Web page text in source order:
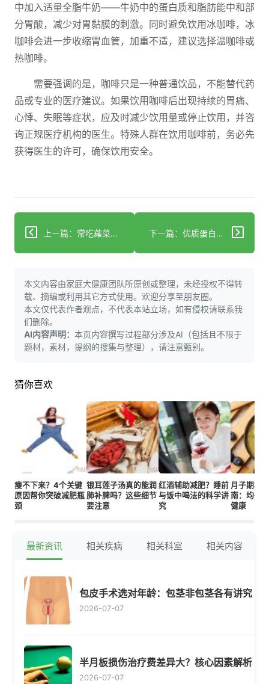
中加入适量全脂牛奶——牛奶中的蛋白质和脂肪能中和部
分胃酸，减少对胃黏膜的刺激。同时避免饮用冰咖啡，冰
咖啡会进一步收缩胃血管，加重不适，建议选择温咖啡或
热咖啡。
需要强调的是，咖啡只是一种普通饮品，不能替代药
品或专业的医疗建议。如果饮用咖啡后出现持续的胃痛、
心悸、失眠等症状，应及时减少饮用量或停止饮用，并咨
询正规医疗机构的医生。特殊人群在饮用咖啡前，务必先
获得医生的许可，确保饮用安全。
上一篇：常吃蕹菜：3类核心益处与避坑要点 下一篇：优质蛋白食物怎么选？5类食物帮你科学补够
本文内容由家庭大健康团队所原创或整理，未经授权不得转
载、摘编或利用其它方式使用。欢迎分享至朋友圈。
本文仅代表作者观点，不代表本站立场，如有侵权请联系我
们删除。
AI内容声明： 本页内容撰写过程部分涉及AI（包括且不限于
题材，素材，提纲的搜集与整理），请注意甄别。
猜你喜欢
瘦不下来？4个关键
原因帮你突破减肥瓶
颈
银耳莲子汤真的能润
肺补脾吗？这些细节
要注意
红酒辅助减肥？睡前
与饭中喝法的科学讲
究
月子期科
南：均衡
健康
最新资讯 相关疾病 相关科室 相关内容
包皮手术选对年龄：包茎非包茎各有讲究
2026-07-07
半月板损伤治疗费差异大？核心因素解析
2026-07-07